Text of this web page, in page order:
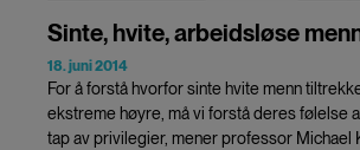
Sinte, hvite, arbeidsløse
18. juni 2014
For å forstå hvorfor sinte hvite menn
ekstreme høyre, må vi forstå deres følelse
tap av privilegier, mener professor Michael